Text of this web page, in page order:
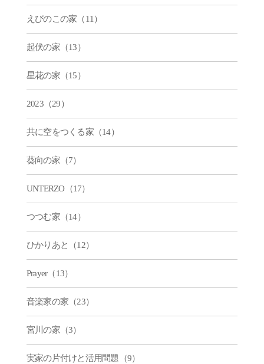
えびのこの家（11）
起伏の家（13）
星花の家（15）
2023（29）
共に空をつくる家（14）
葵向の家（7）
UNTERZO（17）
つつむ家（14）
ひかりあと（12）
Prayer（13）
音楽家の家（23）
宮川の家（3）
実家の片付けと活用問題（9）